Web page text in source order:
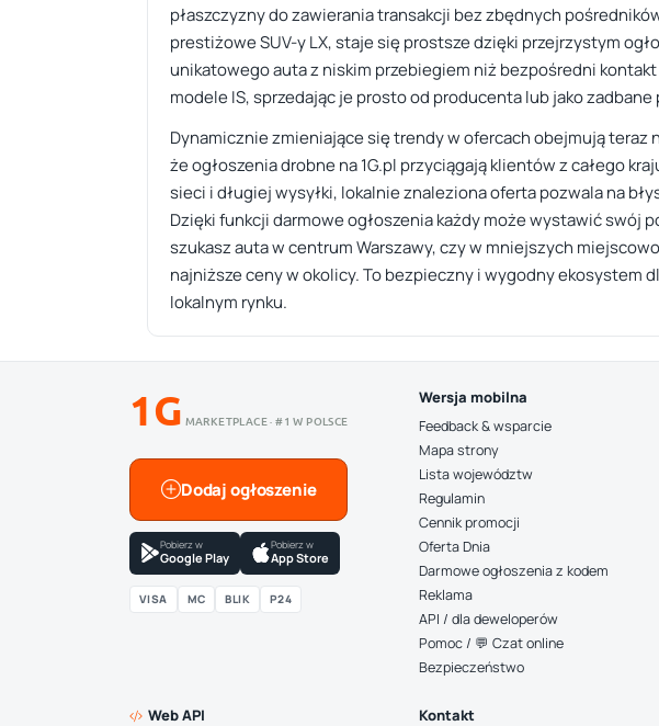
płaszczyzny do zawierania transakcji bez zbędnych
prestiżowe SUV-y LX, staje się prostsze dzięki przejrzystym
unikatowego auta z niskim przebiegiem niż bezpośredni
modele IS, sprzedając je prosto od producenta lub jako
Dynamicznie zmieniające się trendy w ofercach obejmują
że ogłoszenia drobne na 1G.pl przyciągają klientów z całego
sieci i długiej wysyłki, lokalnie znaleziona oferta pozwala na
Dzięki funkcji darmowe ogłoszenia każdy może wystawić swój
szukasz auta w centrum Warszawy, czy w mniejszych
najniższe ceny w okolicy. To bezpieczny i wygodny ekosystem
lokalnym rynku.
1G MARKETPLACE · #1 W POLSCE
Dodaj ogłoszenie
Pobierz w
Google Play
Pobierz w
App Store
VISA MC BLIK P24
Wersja mobilna
Feedback & wsparcie
Mapa strony
Lista województw
Regulamin
Cennik promocji
Oferta Dnia
Darmowe ogłoszenia z kodem
Reklama
API / dla deweloperów
Pomoc / 💬 Czat online
Bezpieczeństwo
Web API Kontakt